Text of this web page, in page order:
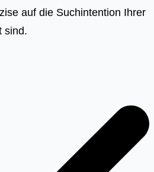
auf die Suchintention Ihrer
sind.